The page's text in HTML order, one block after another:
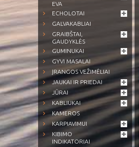
EVA
ECHOLOTAI
GALVAKABLIAI
GRAIBŠTAI,
GAUDYKLĖS
GUMINUKAI
GYVI MASALAI
ĮRANGOS VEŽIMĖLIAI
JAUKAI IR PRIEDAI
JŪRAI
KABLIUKAI
KAMEROS
KARPIAVIMUI
KIBIMO
INDIKATORIAI